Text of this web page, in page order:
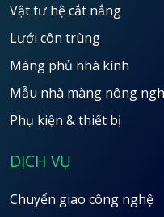
Vật tư hệ cắt nắng
Lưới côn trùng
Màng phủ nhà kính
Mẫu nhà màng nông
Phụ kiện & thiết bị
DỊCH VỤ
Chuyển giao công nghệ